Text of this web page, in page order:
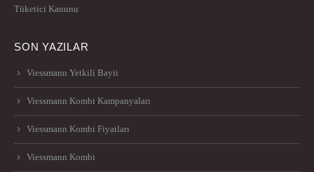
Tüketici Kanunu
SON YAZILAR
Viessmann Yetkili Bayii
Viessmann Kombi Kampanyaları
Viessmann Kombi Fiyatları
Viessmann Kombi